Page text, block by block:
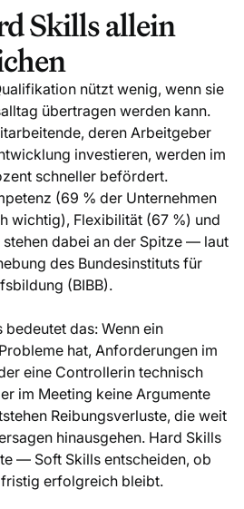
Skills allein
nützt wenig, wenn sie
übertragen werden kann.
deren Arbeitgeber
investieren, werden im
schneller befördert.
(69 % der Unternehmen
wichtig), Flexibilität (67 %) und
dabei an der Spitze — laut
des Bundesinstituts für
(BIBB).
bedeutet das: Wenn ein
hat, Anforderungen im
eine Controllerin technisch
im Meeting keine Argumente
Reibungsverluste, die weit
hinausgehen. Hard Skills
— Soft Skills entscheiden, ob
erfolgreich bleibt.